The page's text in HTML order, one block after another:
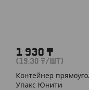
1 930 ₸
(19.30 ₸/ШТ)
Контейнер
Упакс Юнити